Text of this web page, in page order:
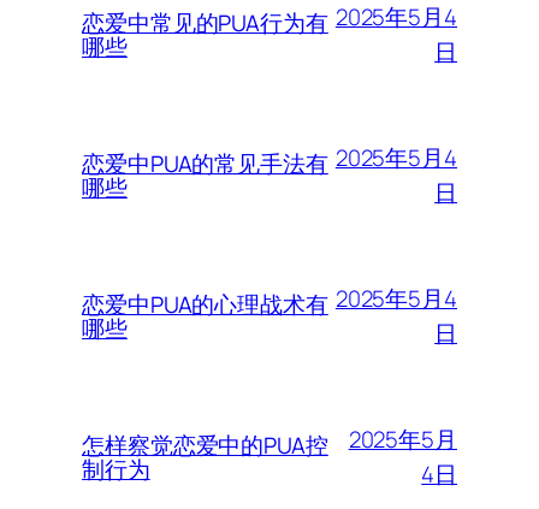
恋爱中常见的PUA行为有
哪些
2025年5月4
日
恋爱中PUA的常见手法有
哪些
2025年5月4
日
恋爱中PUA的心理战术有
哪些
2025年5月4
日
怎样察觉恋爱中的PUA控
制行为
2025年5月
4日